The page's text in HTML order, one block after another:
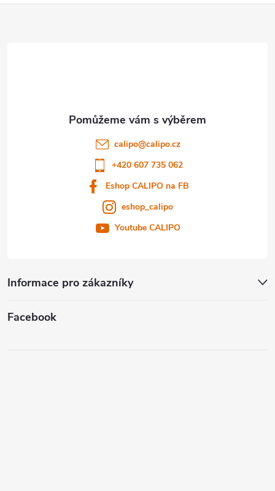
Informace pro zákazníky
calipo@calipo.cz
+420 607 735 062
Eshop CALIPO na FB
eshop_calipo
Youtube CALIPO
Facebook